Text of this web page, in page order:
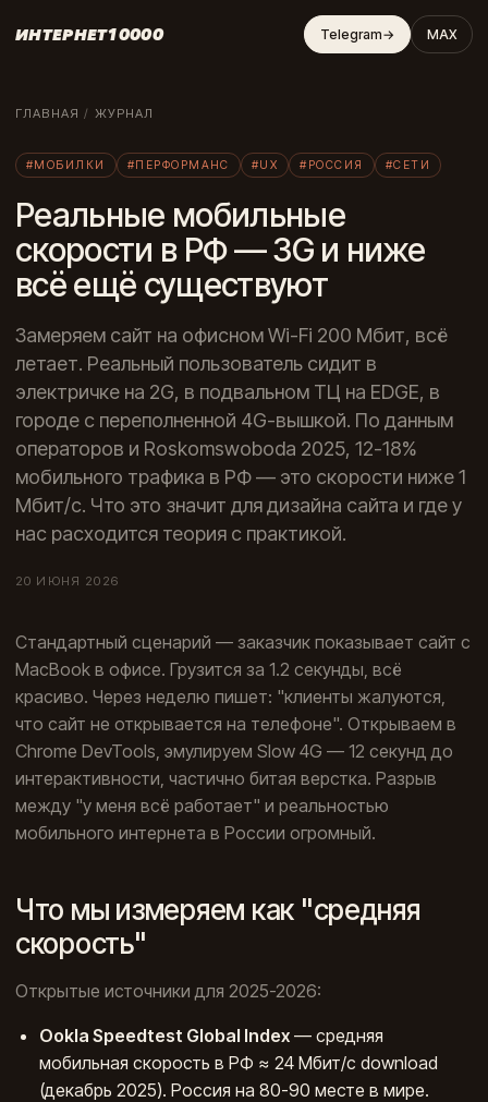
ИНТЕРНЕТ10000 Telegram→ MAX
ГЛАВНАЯ / ЖУРНАЛ
#МОБИЛКИ #ПЕРФОРМАНС #UX #РОССИЯ #СЕТИ
Реальные мобильные
скорости в РФ — 3G и ниже
всё ещё существуют
Замеряем сайт на офисном Wi-Fi 200 Мбит, всё
летает. Реальный пользователь сидит в
электричке на 2G, в подвальном ТЦ на EDGE, в
городе с переполненной 4G-вышкой. По данным
операторов и Roskomswoboda 2025, 12-18%
мобильного трафика в РФ — это скорости ниже 1
Мбит/с. Что это значит для дизайна сайта и где у
нас расходится теория с практикой.
20 ИЮНЯ 2026
Стандартный сценарий — заказчик показывает сайт с
MacBook в офисе. Грузится за 1.2 секунды, всё
красиво. Через неделю пишет: "клиенты жалуются,
что сайт не открывается на телефоне". Открываем в
Chrome DevTools, эмулируем Slow 4G — 12 секунд до
интерактивности, частично битая верстка. Разрыв
между "у меня всё работает" и реальностью
мобильного интернета в России огромный.
Что мы измеряем как "средняя
скорость"
Открытые источники для 2025-2026:
Ookla Speedtest Global Index — средняя
мобильная скорость в РФ ≈ 24 Мбит/с download
(декабрь 2025). Россия на 80-90 месте в мире.